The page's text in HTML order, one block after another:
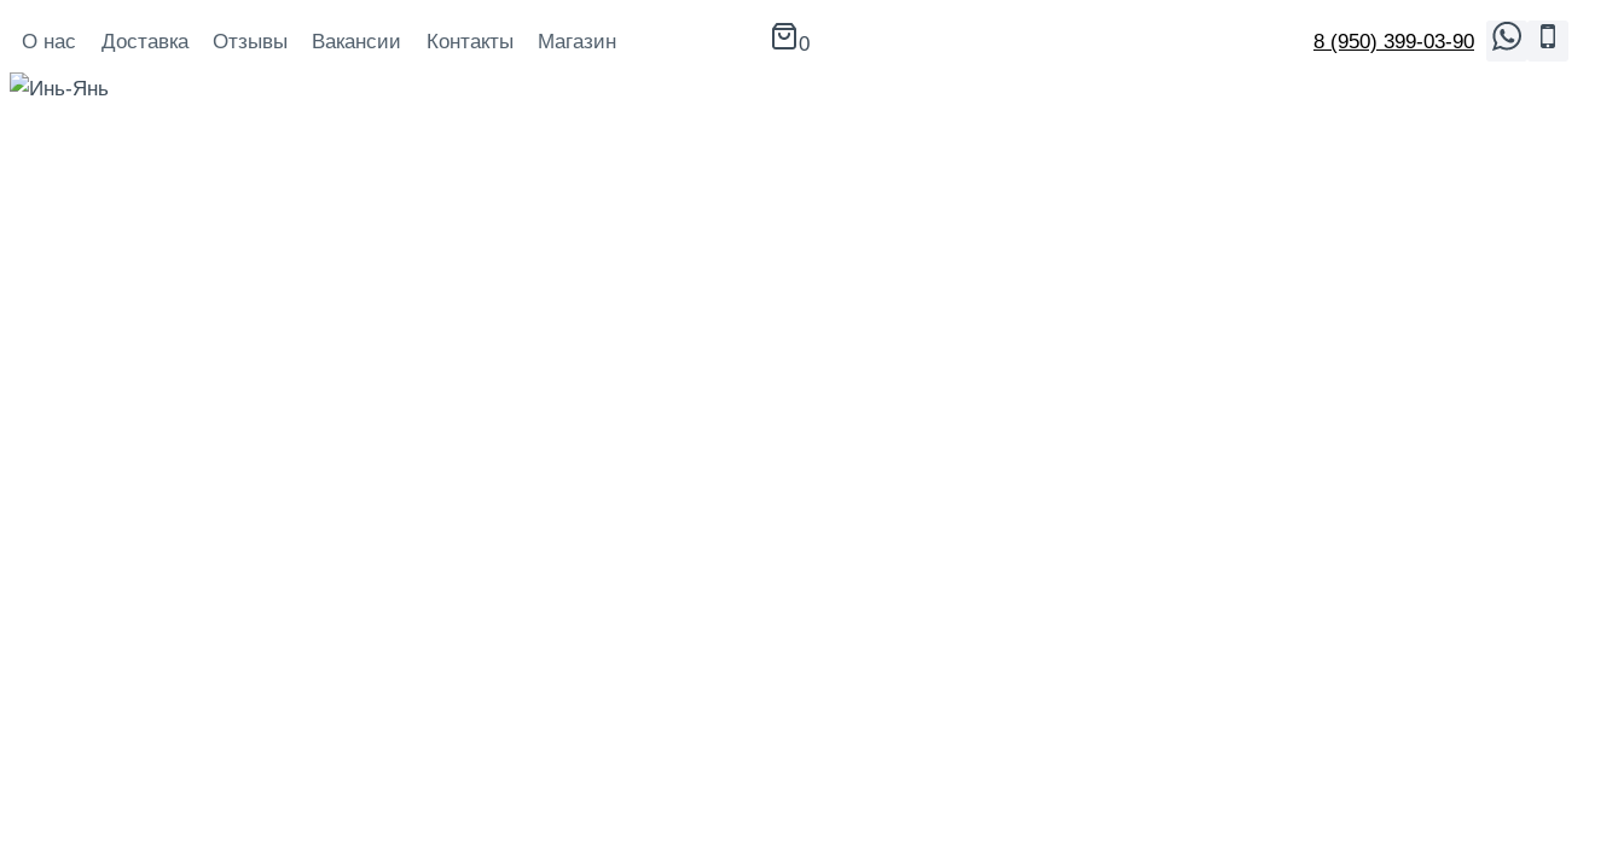
содержанию
О нас Доставка Отзывы Вакансии Контакты Магазин 0 8 (950) 399-03-90